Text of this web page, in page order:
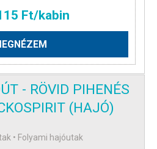
Ft/kabin
- RÖVID PIHENÉS
(HAJÓ)
• Folyami hajóutak